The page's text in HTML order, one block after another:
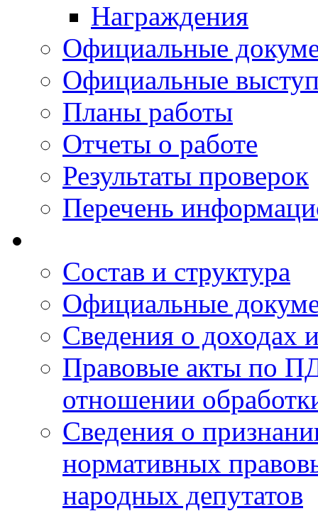
Награждения
Официальные
Официальные
Планы работы
Отчеты о работе
Результаты проверок
Перечень
Состав и структура
Официальные
Сведения о доходах
Правовые акты по
отношении
Сведения о
нормативных
народных депутатов